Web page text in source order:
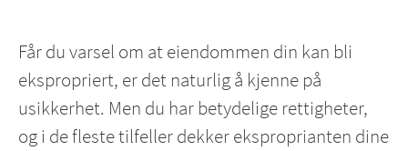
Får du varsel om at eiendommen din kan bli
ekspropriert, er det naturlig å kjenne på
usikkerhet. Men du har betydelige rettigheter,
og i de fleste tilfeller dekker eksproprianten dine